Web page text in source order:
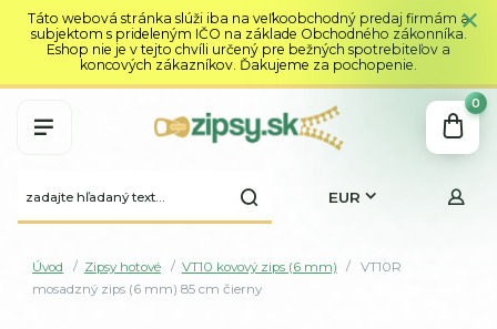
Táto webová stránka slúži iba na veľkoobchodný predaj firmám a
subjektom s prideleným IČO na základe Obchodného zákonníka.
Eshop nie je v tejto chvíli určený pre bežných spotrebiteľov a
koncových zákazníkov. Ďakujeme za pochopenie.
EUR
0
Úvod Zipsy hotové VT10 kovový zips (6 mm)
VT10R
mosadzný zips (6 mm) 85 cm čierny